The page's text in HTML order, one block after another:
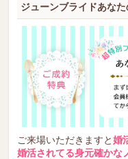
ジューンブライドあな
ご来場いただきますと婚
婚活されてる身元確かな